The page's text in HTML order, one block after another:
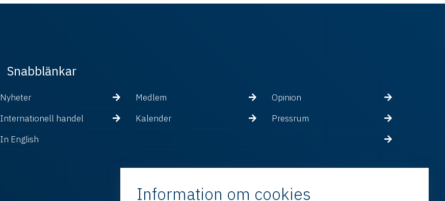
Snabblänkar
Nyheter Medlem
Opinion
Internationell handel
Kalender
Pressrum
In English
Information om cookies